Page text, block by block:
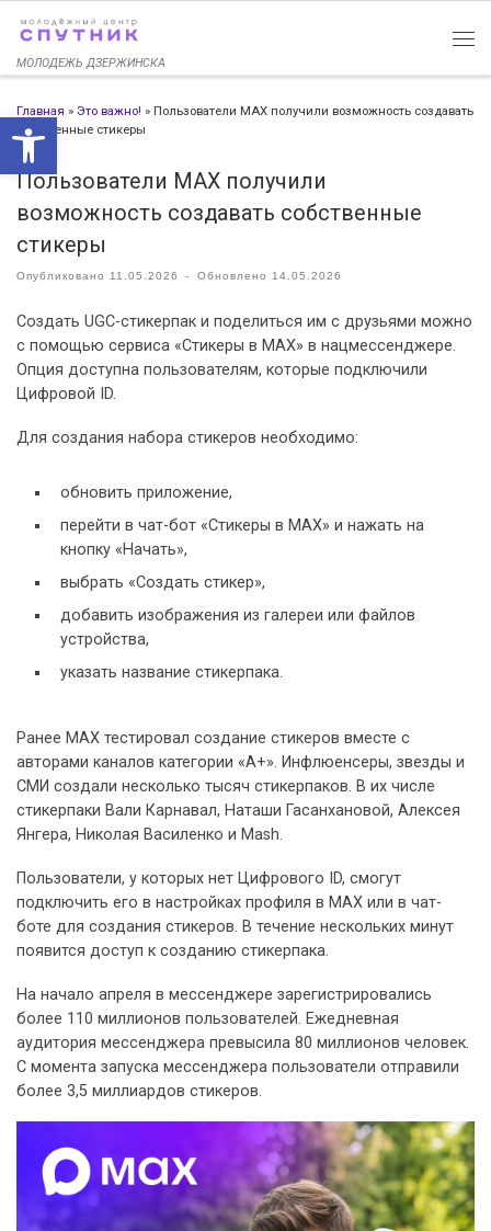
Открыть панель
Перейти к содержимому
МОЛОДЕЖЬ ДЗЕРЖИНСКА
Главная » Это важно! » Пользователи MAX получили возможность создавать
собственные стикеры
Пользователи MAX получили
возможность создавать собственные
стикеры
Опубликовано 11.05.2026 - Обновлено 14.05.2026
Создать UGC-стикерпак и поделиться им с друзьями можно
с помощью сервиса «Стикеры в MAX» в нацмессенджере.
Опция доступна пользователям, которые подключили
Цифровой ID.
Для создания набора стикеров необходимо:
обновить приложение,
перейти в чат-бот «Стикеры в MAX» и нажать на
кнопку «Начать»,
выбрать «Создать стикер»,
добавить изображения из галереи или файлов
устройства,
указать название стикерпака.
Ранее MAX тестировал создание стикеров вместе с
авторами каналов категории «А+». Инфлюенсеры, звезды и
СМИ создали несколько тысяч стикерпаков. В их числе
стикерпаки Вали Карнавал, Наташи Гасанхановой, Алексея
Янгера, Николая Василенко и Mash.
Пользователи, у которых нет Цифрового ID, смогут
подключить его в настройках профиля в MAX или в чат-
боте для создания стикеров. В течение нескольких минут
появится доступ к созданию стикерпака.
На начало апреля в мессенджере зарегистрировались
более 110 миллионов пользователей. Ежедневная
аудитория мессенджера превысила 80 миллионов человек.
С момента запуска мессенджера пользователи отправили
более 3,5 миллиардов стикеров.